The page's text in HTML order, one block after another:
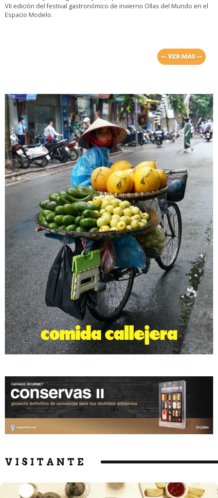
VII edición del festival gastronómico de invierno Ollas del Mundo en el
Espacio Modelo.
VISITANTE